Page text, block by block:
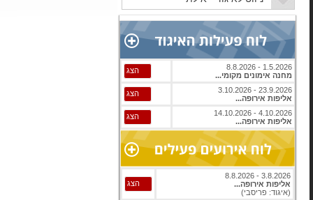
1.5.2026 - 8.8.2026
מחנה אימונים מקומי...
הצג
23.9.2026 - 3.10.2026
אליפות אירופה...
הצג
4.10.2026 - 14.10.2026
אליפות אירופה...
הצג
3.8.2026 - 8.8.2026
אליפות אירופה...
(איגוד: פריסבי)
הצג